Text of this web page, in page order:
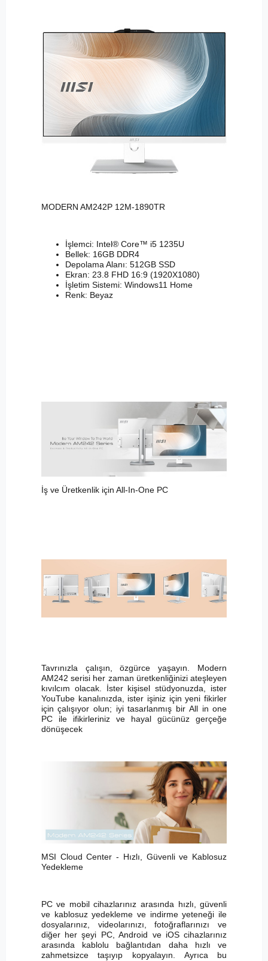
MODERN AM242P 12M-1890TR
İşlemci: Intel® Core™ i5 1235U
Bellek: 16GB DDR4
Depolama Alanı: 512GB SSD
Ekran: 23.8 FHD 16:9 (1920X1080)
İşletim Sistemi: Windows11 Home
Renk: Beyaz
İş ve Üretkenlik için All-In-One PC
Tavrınızla çalışın, özgürce yaşayın. Modern
AM242 serisi her zaman üretkenliğinizi ateşleyen
kıvılcım olacak. İster kişisel stüdyonuzda, ister
YouTube kanalınızda, ister işiniz için yeni fikirler
için çalışıyor olun; iyi tasarlanmış bir All in one
PC ile ifikirleriniz ve hayal gücünüz gerçeğe
dönüşecek
MSI Cloud Center - Hızlı, Güvenli ve Kablosuz
Yedekleme
PC ve mobil cihazlarınız arasında hızlı, güvenli
ve kablosuz yedekleme ve indirme yeteneği ile
dosyalarınız, videolarınızı, fotoğraflarınızı ve
diğer her şeyi PC, Android ve iOS cihazlarınız
arasında kablolu bağlantıdan daha hızlı ve
zahmetsizce taşıyıp kopyalayın. Ayrıca bu